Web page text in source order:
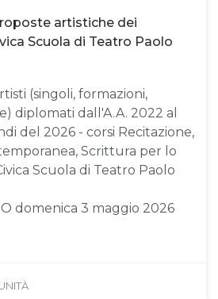
artistiche dei
Scuola di Teatro Paolo
(singoli, formazioni,
diplomati dall'A.A. 2022 al
del 2026 - corsi Recitazione,
Scrittura per lo
Scuola di Teatro Paolo
domenica 3 maggio 2026